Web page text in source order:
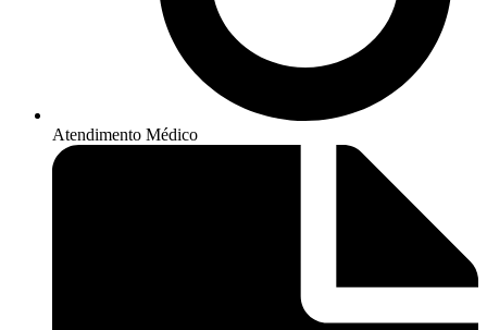
Atendimento Médico